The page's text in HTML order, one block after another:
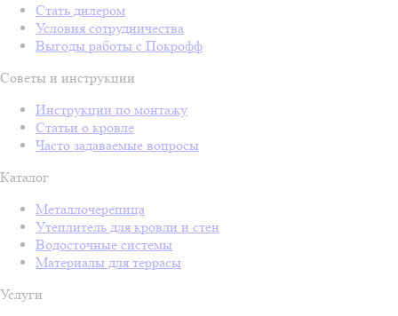
Стать дилером
Условия сотрудничества
Выгоды работы с Покрофф
Советы и инструкции
Инструкции по монтажу
Статьи о кровле
Часто задаваемые вопросы
Каталог
Металлочерепица
Утеплитель для кровли и стен
Водосточные системы
Материалы для террасы
Услуги